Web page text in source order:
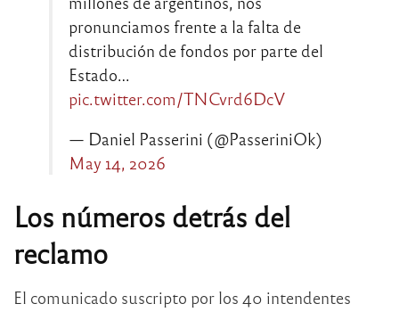
pronunciamos frente a la falta de
distribución de fondos por parte del
Estado…
pic.twitter.com/TNCvrd6DcV
— Daniel Passerini (@PasseriniOk)
May 14, 2026
Los números detrás del
reclamo
El comunicado suscripto por los 40 intendentes